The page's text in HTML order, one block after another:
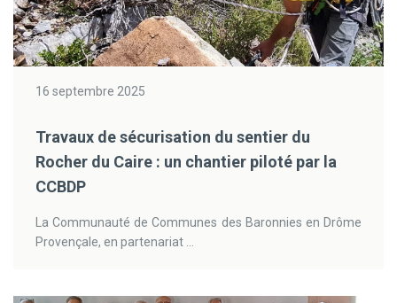
16 septembre 2025
Travaux de sécurisation du sentier du
Rocher du Caire : un chantier piloté par la
CCBDP
La Communauté de Communes des Baronnies en Drôme
Provençale, en partenariat ...